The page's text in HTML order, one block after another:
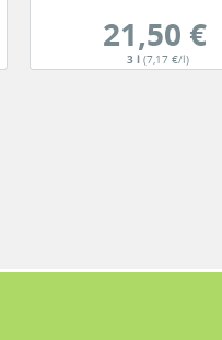
21,50 €
3 l (7,17 €/l)